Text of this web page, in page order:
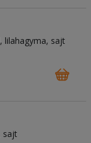
lilahagyma sajt
sajt